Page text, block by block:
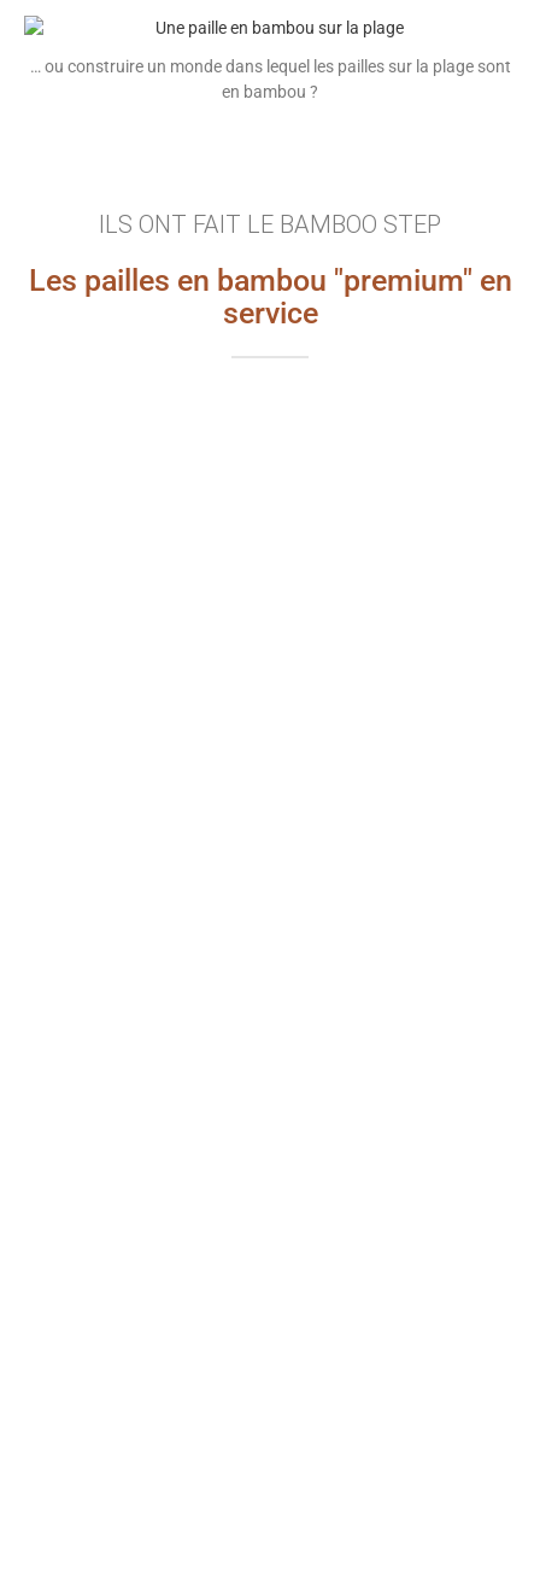
… ou construire un monde dans lequel les pailles sur la plage sont
en bambou ?
ILS ONT FAIT LE BAMBOO STEP
Les pailles en bambou "premium" en
service